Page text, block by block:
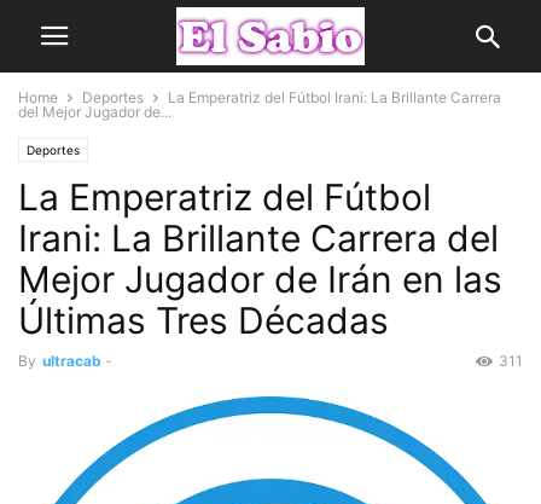
Home Deportes
La Emperatriz del Fútbol Irani: La Brillante Carrera
del Mejor Jugador de...
Deportes
La Emperatriz del Fútbol
Irani: La Brillante Carrera del
Mejor Jugador de Irán en las
Últimas Tres Décadas
By ultracab - 311